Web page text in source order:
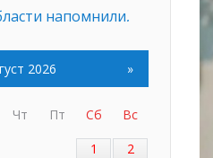
напомнили,
новых
2026 »
Чт Пт Сб
Вс
1
2